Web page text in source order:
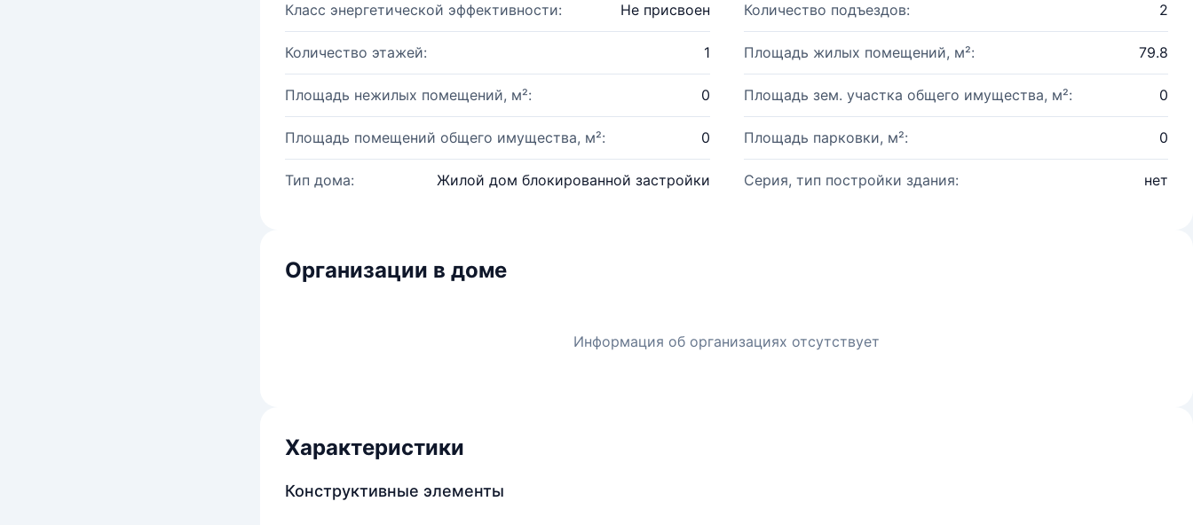
Класс энергетической эффективности: Не присвоен Количество подъездов: 2
Количество этажей: 1 Площадь жилых помещений, м²: 79.8
Площадь нежилых помещений, м²: 0 Площадь зем. участка общего имущества, м²: 0
Площадь помещений общего имущества, м²: 0 Площадь парковки, м²: 0
Тип дома: Жилой дом блокированной застройки Серия, тип постройки здания: нет
Организации в доме
Информация об организациях отсутствует
Характеристики
Конструктивные элементы